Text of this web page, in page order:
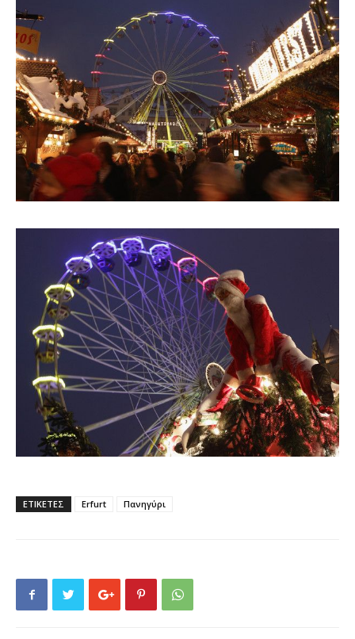
ΕΤΙΚΕΤΕΣ Erfurt Πανηγύρι